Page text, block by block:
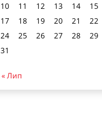
10
11 12 13 14 15
17
18 19 20 21 22
24
25 26 27 28 29
31
« Лип